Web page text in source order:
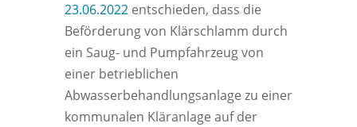
23.06.2022entschieden, dass die
Beförderung von Klärschlamm durch
ein Saug- und Pumpfahrzeug von
einer betrieblichen
Abwasserbehandlungsanlage zu einer
kommunalen Kläranlage auf der